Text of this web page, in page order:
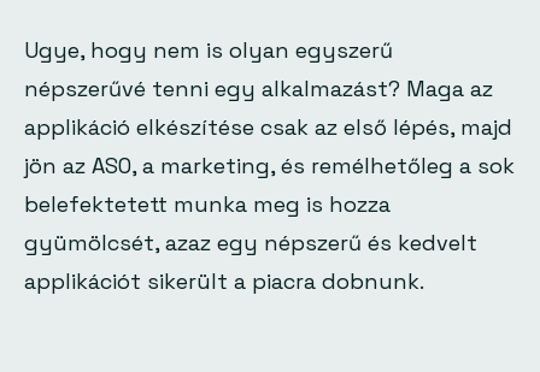
Ugye, hogy nem is olyan egyszerű
népszerűvé tenni egy alkalmazást? Maga az
applikáció elkészítése csak az első lépés, majd
jön az ASO, a marketing, és remélhetőleg a sok
belefektetett munka meg is hozza
gyümölcsét, azaz egy népszerű és kedvelt
applikációt sikerült a piacra dobnunk.